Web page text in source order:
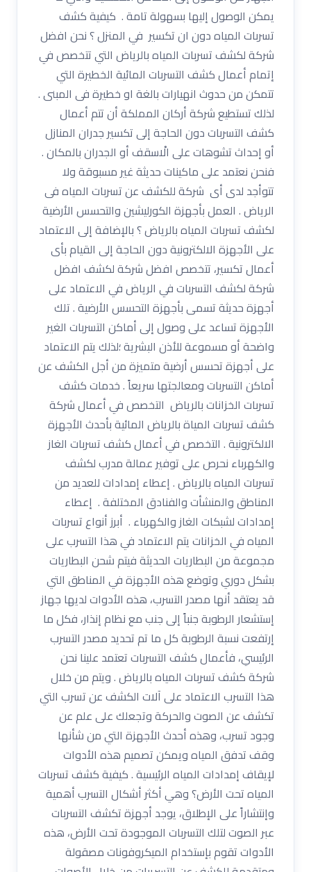
يمكن الوصول إليها بسهولة تامة . كيفية كشف
تسربات المياه دون ان تكسير في المنزل ؟ نحن افضل
شركة لكشف تسربات المياه بالرياض التي تتخصص في
إتمام أعمال كشف التسربات المائية الخطيرة التي
تتمكن من حدوث انهيارات بالغة او خطيرة فى المبنى .
لذلك تستطيع شركة أركان المملكة أن تتم أعمال
كشف التسربات دون الحاجة إلى تكسير جدران المنازل
أو إحداث تشوهات على الْاسقف أو الجدران بالمكان .
فنحن نعتمد على ماكينات حديثة غير مسبوقة ولا
تتوأجد لدى أى شركة للكشف عن تسربات المياه فى
الرياض . العمل بأجهزة الكورليشين والتحسس الأرضية
لكشف تسربات المياه بالرياض ؟ بالإضافة إلى الاعتماد
على الأجهزة الالكترونية دون الحاجة إلى القيام بأى
أعمال تكسير، تتخصص افضل شركة لكشف افضل
شركة لكشف التسربات في الرياض في الاعتماد على
أجهزة حديثة تسمى بأجهزة التحسس الأرضية . تلك
الأجهزة تساعد على وصول إلى أماكن التسربات الغير
واضحة أو مسموعة للأذن البشرية ؛لذلك يتم الاعتماد
على أجهزة تحسس أرضية متميزة من أجل الكشف عن
أماكن التسربات ومعالجتها سريعاً . خدمات كشف
تسربات الخزانات بالرياض التخصص في أعمال شركة
كشف تسربات المياة بالرياض المائية بأحدث الأجهزة
الالكترونية . التخصص في أعمال كشف تسربات الغاز
والكهرباء نحرص على توفير عمالة مدرب لكشف
تسربات المياه بالرياض . إعطاء إمدادات للعديد من
المناطق والمنشأت والفنادق المختلفة . إعطاء
إمدادات لشبكات الغاز والكهرباء . أبرز أنواع تسربات
المياه في الخزانات يتم الاعتماد في هذا التسرب على
مجموعة من البطاريات الحديثة فيتم شحن البطاريات
بشكل دوري وتوضع هذه الأجهزة في المناطق التي
قد يعتقد أنها مصدر التسرب، هذه الأدوات لديها جهاز
إستشعار الرطوبة جنباً إلى جنب مع نظام إنذار، فكل ما
إرتفعت نسبة الرطوبة كل ما تم تحديد مصدر التسرب
الرئيسي، فأعمال كشف التسربات تعتمد علينا نحن
شركة كشف تسربات المياه بالرياض . ويتم من خلال
هذا التسرب الاعتماد على آلات الكشف عن تسرب التي
تكشف عن الصوت والحركة وتجعلك على علم عن
وجود تسرب، وهذه أحدث الأجهزة التي من شأنها
وقف تدفق المياه ويمكن تصميم هذه الأدوات
لإيقاف إمدادات المياه الرئيسية . كيفية كشف تسربات
المياه تحت الأرض؟ وهي أكثر أشكال التسرب أهمية
وإنتشاراً على الإطلاق، يوجد أجهزة تكشف التسربات
عبر الصوت لتلك التسربات الموجودة تحت الأرض، هذه
الأدوات تقوم بإستخدام الميكروفونات مصقولة